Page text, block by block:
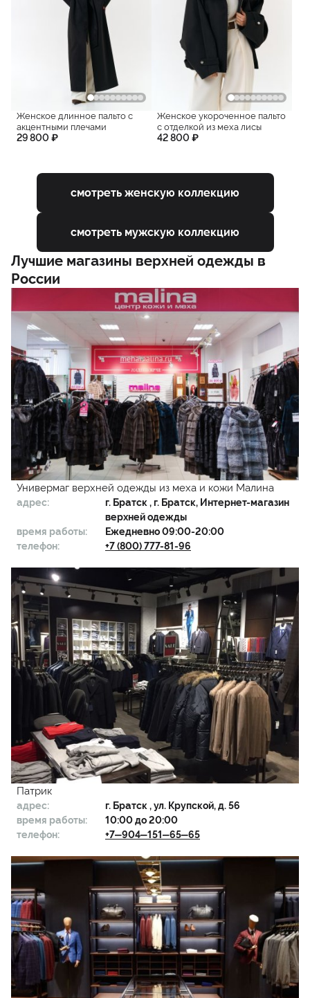
Женское длинное пальто с
акцентными плечами
29 800 ₽
Женское укороченное пальто
с отделкой из меха лисы
42 800 ₽
смотреть женскую коллекцию
смотреть мужскую коллекцию
Лучшие магазины верхней одежды в
России
Универмаг верхней одежды из меха и кожи Малина
адрес: г. Братск, г. Братск, Интернет-магазин
верхней одежды
время работы:
Ежедневно 09:00-20:00
телефон:
+7 (800) 777-81-96
Патрик
адрес: г. Братск, ул. Крупской, д. 56
время работы:
10:00 до 20:00
телефон:
+7‒904‒151‒65‒65